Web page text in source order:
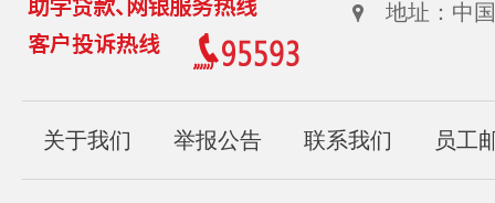
地址：中
关于我们 举报公告 联系我们 员工